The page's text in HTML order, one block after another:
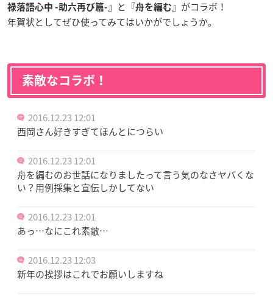
禄落語心中 -助六再び篇-』
と 『舟を編む』 がコラボ！
年賀状としてぜひ使ってみてはいかがでしょうか。
素敵なコラボ！
2016.12.23 12:01
西岡さん好きすぎてほんとにつらい
2016.12.23 12:01
舟を編むのお世話になりましたって言う気のなさヤバくな
い？用例採集と宣伝しかしてない
2016.12.23 12:01
あっ…なにこれ素敵…
2016.12.23 12:03
新年の挨拶はこれでお願いしますね